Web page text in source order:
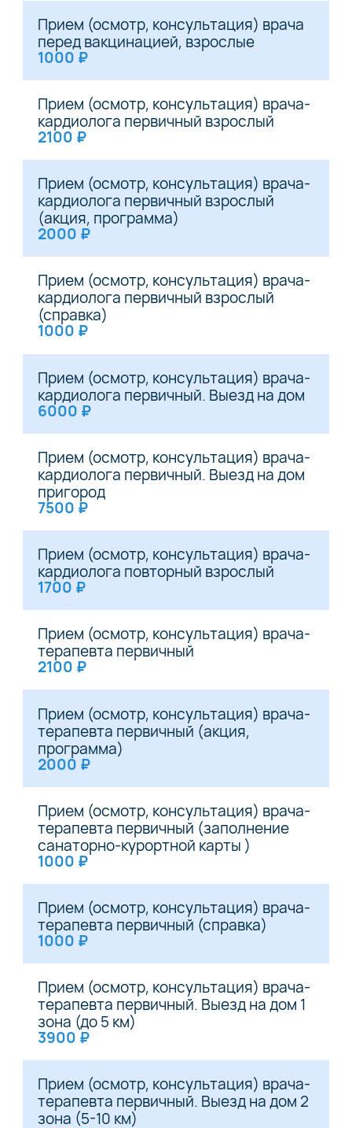
Прием (осмотр, консультация) врача
перед вакцинацией, взрослые
1000 ₽
Прием (осмотр, консультация) врача-
кардиолога первичный взрослый
2100 ₽
Прием (осмотр, консультация) врача-
кардиолога первичный взрослый
(акция, программа)
2000 ₽
Прием (осмотр, консультация) врача-
кардиолога первичный взрослый
(справка)
1000 ₽
Прием (осмотр, консультация) врача-
кардиолога первичный. Выезд на дом
6000 ₽
Прием (осмотр, консультация) врача-
кардиолога первичный. Выезд на дом
пригород
7500 ₽
Прием (осмотр, консультация) врача-
кардиолога повторный взрослый
1700 ₽
Прием (осмотр, консультация) врача-
терапевта первичный
2100 ₽
Прием (осмотр, консультация) врача-
терапевта первичный (акция,
программа)
2000 ₽
Прием (осмотр, консультация) врача-
терапевта первичный (заполнение
санаторно-курортной карты )
1000 ₽
Прием (осмотр, консультация) врача-
терапевта первичный (справка)
1000 ₽
Прием (осмотр, консультация) врача-
терапевта первичный. Выезд на дом 1
зона (до 5 км)
3900 ₽
Прием (осмотр, консультация) врача-
терапевта первичный. Выезд на дом 2
зона (5-10 км)